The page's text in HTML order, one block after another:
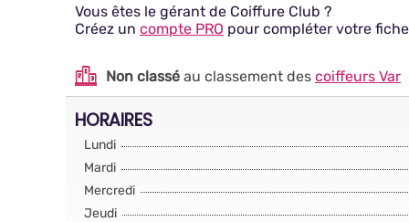
Vous êtes le gérant de Coiffure Club ?
Créez un compte PRO pour compléter votre
Non classé au classement des coiffeurs Var
HORAIRES
Lundi
Mardi
Mercredi
Jeudi